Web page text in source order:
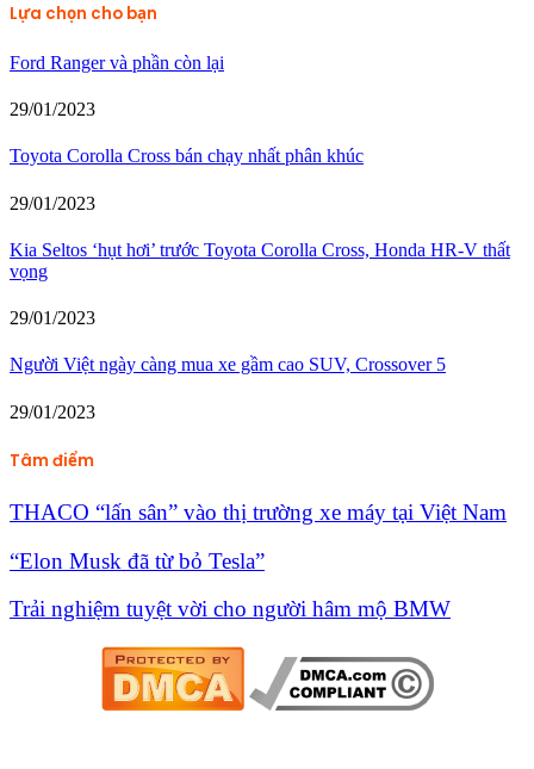
Lựa chọn cho bạn
Ford Ranger và phần còn lại
29/01/2023
Toyota Corolla Cross bán chạy nhất phân khúc
29/01/2023
Kia Seltos ‘hụt hơi’ trước Toyota Corolla Cross, Honda HR-V thất
vọng
29/01/2023
Người Việt ngày càng mua xe gầm cao SUV, Crossover 5
29/01/2023
Tâm điểm
THACO “lấn sân” vào thị trường xe máy tại Việt Nam
“Elon Musk đã từ bỏ Tesla”
Trải nghiệm tuyệt vời cho người hâm mộ BMW